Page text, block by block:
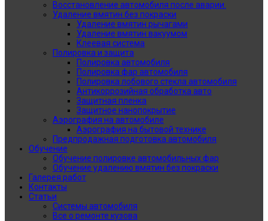
Восстановление автомобиля после аварии.
Удаление вмятин без покраски
Удаление вмятин рычагами
Удаление вмятин вакуумом
Клеевая система
Полировка и защита
Полировка автомобиля
Полировка фар автомобиля
Полировка лобового стекла автомобиля
Антикоррозийная обработка авто
Защитная пленка
Защитное нанопокрытие
Аэрография на автомобиле
Аэрография на бытовой технике
Предпродажная подготовка автомобиля
Обучение
Обучение полировке автомобильных фар
Обучение удалению вмятин без покраски
Галерея работ
Контакты
Статьи
Системы автомобиля
Все о ремонте кузова